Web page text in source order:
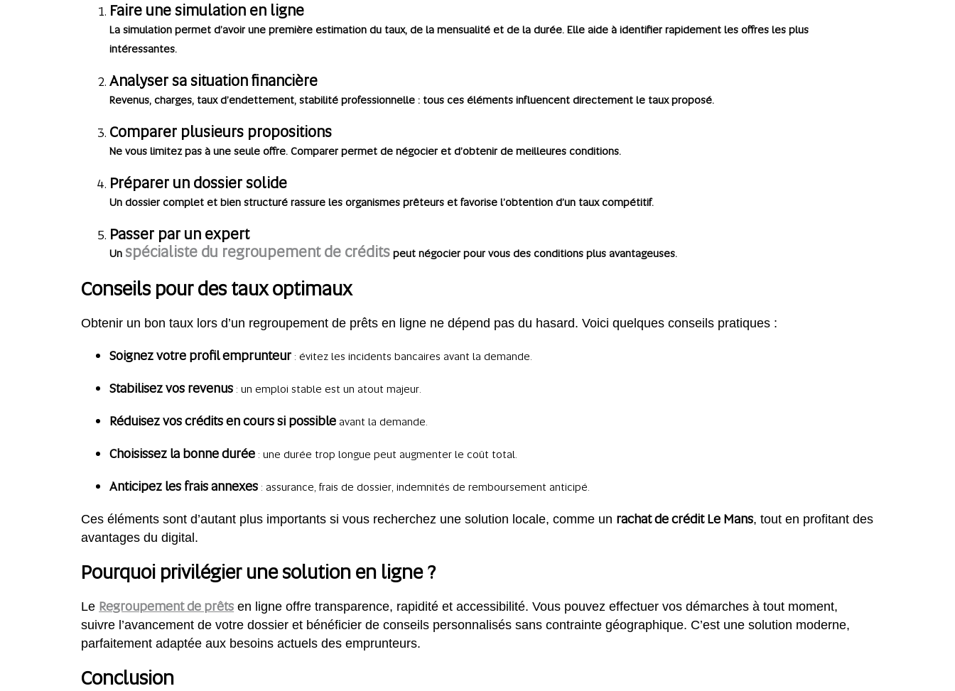
Faire une simulation en ligne
La simulation permet d’avoir une première estimation du taux, de la mensualité et de la durée. Elle aide à identifier rapidement les offres les plus
intéressantes.
Analyser sa situation financière
Revenus, charges, taux d’endettement, stabilité professionnelle : tous ces éléments influencent directement le taux proposé.
Comparer plusieurs propositions
Ne vous limitez pas à une seule offre. Comparer permet de négocier et d’obtenir de meilleures conditions.
Préparer un dossier solide
Un dossier complet et bien structuré rassure les organismes prêteurs et favorise l’obtention d’un taux compétitif.
Passer par un expert
Un spécialiste du regroupement de crédits peut négocier pour vous des conditions plus avantageuses.
Conseils pour des taux optimaux
Obtenir un bon taux lors d’un regroupement de prêts en ligne ne dépend pas du hasard. Voici quelques conseils pratiques :
Soignez votre profil emprunteur : évitez les incidents bancaires avant la demande.
Stabilisez vos revenus : un emploi stable est un atout majeur.
Réduisez vos crédits en cours si possible avant la demande.
Choisissez la bonne durée : une durée trop longue peut augmenter le coût total.
Anticipez les frais annexes : assurance, frais de dossier, indemnités de remboursement anticipé.
Ces éléments sont d’autant plus importants si vous recherchez une solution locale, comme un rachat de crédit Le Mans, tout en profitant des
avantages du digital.
Pourquoi privilégier une solution en ligne ?
Le Regroupement de prêts en ligne offre transparence, rapidité et accessibilité. Vous pouvez effectuer vos démarches à tout moment,
suivre l’avancement de votre dossier et bénéficier de conseils personnalisés sans contrainte géographique. C’est une solution moderne,
parfaitement adaptée aux besoins actuels des emprunteurs.
Conclusion